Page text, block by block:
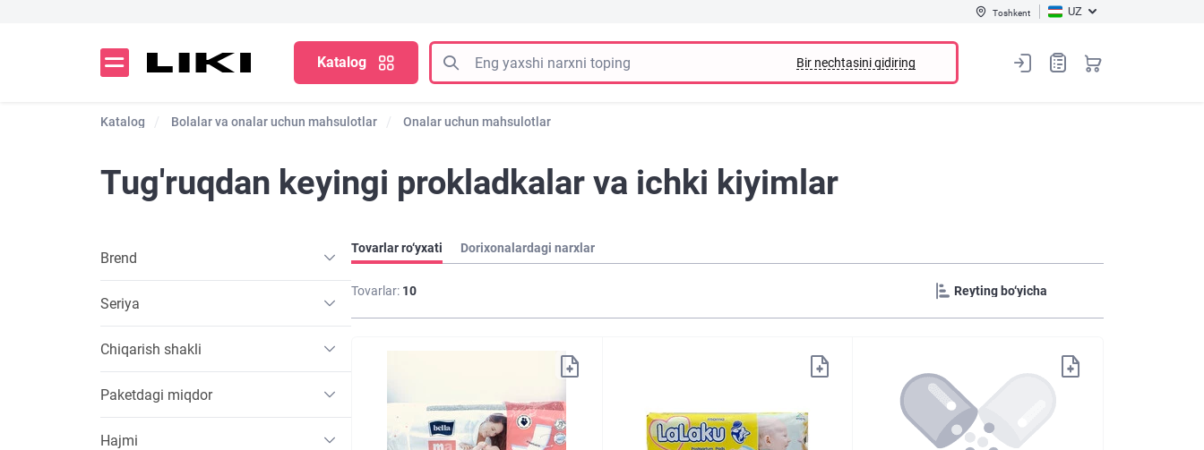
Toshkent UZ
Katalog Bir nechtasini qidiring
Katalog Bolalar va onalar uchun mahsulotlar Onalar uchun mahsulotlar
Tug'ruqdan keyingi prokladkalar va ichki kiyimlar
Brend
Seriya
Chiqarish shakli
Paketdagi miqdor
Hajmi
Tovarlar ro‘yxati Dorixonalardagi narxlar
Tovarlar: 10